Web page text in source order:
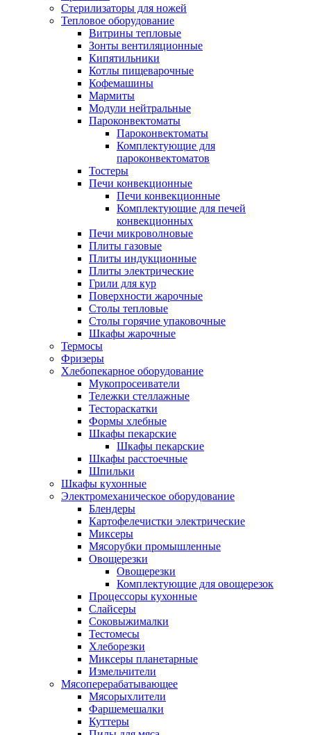
Стерилизаторы для ножей
Тепловое оборудование
Витрины тепловые
Зонты вентиляционные
Кипятильники
Котлы пищеварочные
Кофемашины
Мармиты
Модули нейтральные
Пароконвектоматы
Пароконвектоматы
Комплектующие для
пароконвектоматов
Тостеры
Печи конвекционные
Печи конвекционные
Комплектующие для печей
конвекционных
Печи микроволновые
Плиты газовые
Плиты индукционные
Плиты электрические
Грили для кур
Поверхности жарочные
Столы тепловые
Столы горячие упаковочные
Шкафы жарочные
Термосы
Фризеры
Хлебопекарное оборудование
Мукопросеиватели
Тележки стеллажные
Тестораскатки
Формы хлебные
Шкафы пекарские
Шкафы пекарские
Шкафы расстоечные
Шпильки
Шкафы кухонные
Электромеханическое оборудование
Блендеры
Картофелечистки электрические
Миксеры
Мясорубки промышленные
Овощерезки
Овощерезки
Комплектующие для овощерезок
Процессоры кухонные
Слайсеры
Соковыжималки
Тестомесы
Хлеборезки
Миксеры планетарные
Измельчители
Мясоперерабатывающее
Мясорыхлители
Фаршемешалки
Куттеры